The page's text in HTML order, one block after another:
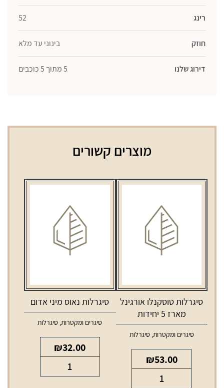
רינג 52
חוזק בינוני עד מלא
דירוג שלנו 5 מתוך 5 כוכבים
מוצרים קשורים
סיגרלות טוסקנלו אורגינל
מארז 5 יחידות
סיגרים ומקטרות,סיגרלות
₪53.00
סיגרלות נאוס מיני אדום
סיגרים ומקטרות, סיגרלות
₪32.00
של